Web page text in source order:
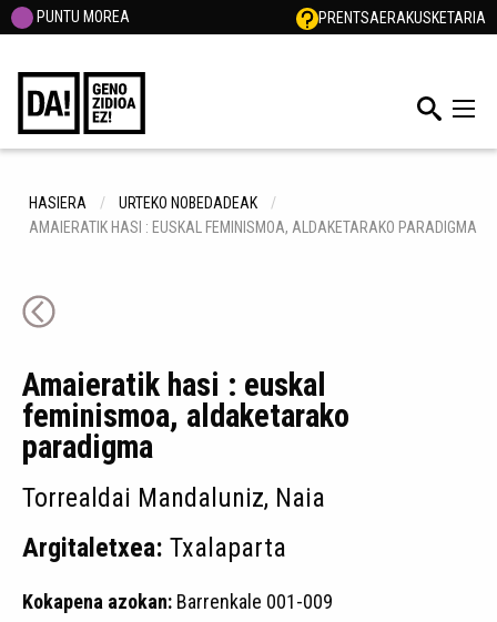
PUNTU MOREA PRENTSAERAKUSKETARIA
HASIERA
URTEKO NOBEDADEAK
AMAIERATIK HASI : EUSKAL FEMINISMOA, ALDAKETARAKO PARADIGMA
Amaieratik hasi : euskal
feminismoa, aldaketarako
paradigma
Torrealdai Mandaluniz, Naia
Argitaletxea: Txalaparta
Kokapena azokan: Barrenkale 001-009